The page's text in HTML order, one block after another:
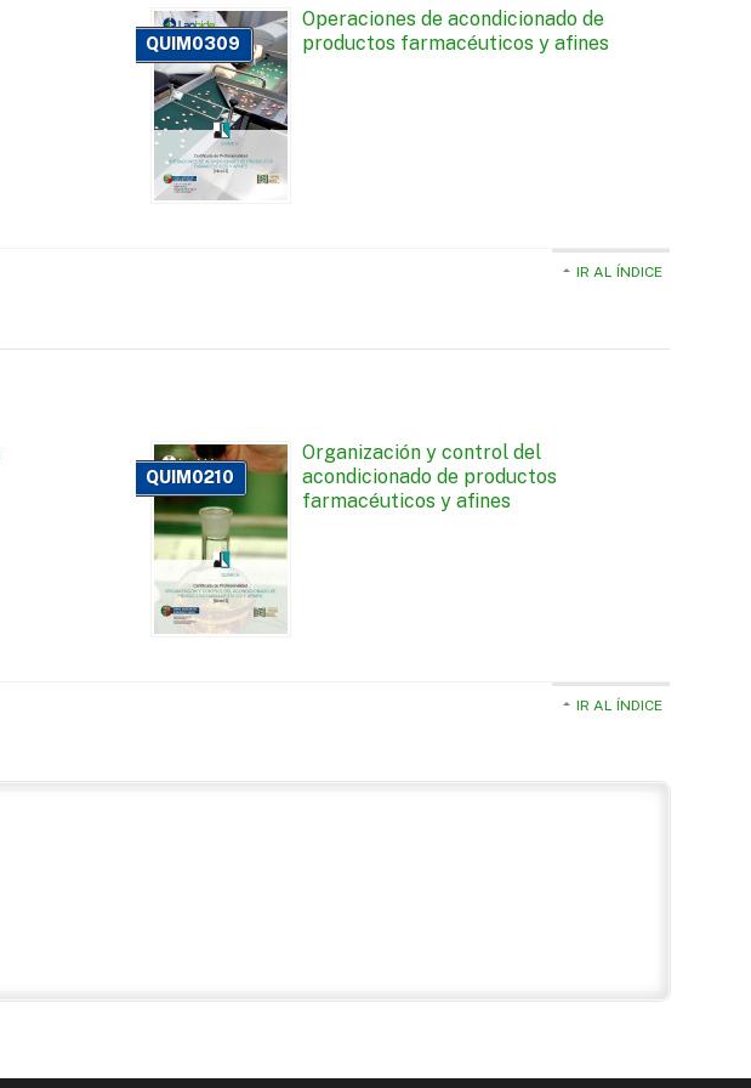
QUIM0309
Operaciones de acondicionado de
productos farmacéuticos y afines
IR AL ÍNDICE
QUIM0210
Organización y control del
acondicionado de productos
farmacéuticos y afines
IR AL ÍNDICE